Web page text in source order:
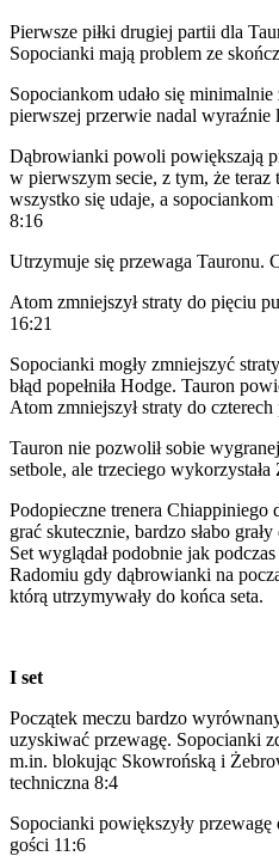
Pierwsze piłki drugiej partii dla
Sopocianki mają problem ze
Sopociankom udało się
pierwszej przerwie nadal wyraźnie
Dąbrowianki powoli powiększają
w pierwszym secie, z tym, że
wszystko się udaje, a
8:16
Utrzymuje się przewaga Tauronu.
Atom zmniejszył straty do pięciu
16:21
Sopocianki mogły zmniejszyć
błąd popełniła Hodge. Tauron
Atom zmniejszył straty do
Tauron nie pozwolił sobie
setbole, ale trzeciego wykorzystała
Podopieczne trenera Chiappiniego
grać skutecznie, bardzo słabo
Set wyglądał podobnie jak
Radomiu gdy dąbrowianki na
którą utrzymywały do końca seta.
I set
Początek meczu bardzo
uzyskiwać przewagę. Sopocianki
m.in. blokując Skowrońską i
techniczna 8:4
Sopocianki powiększyły
gości 11:6